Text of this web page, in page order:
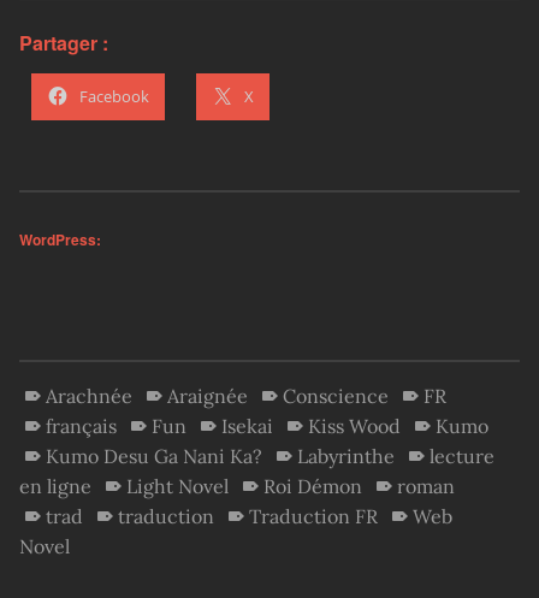
Partager :
Facebook X
WordPress:
Arachnée Araignée Conscience
FR
français
Fun Isekai Kiss Wood
Kumo
Kumo Desu Ga Nani Ka?
Labyrinthe
lecture
en ligne
Light Novel Roi Démon
roman
trad
traduction Traduction FR
Web
Novel